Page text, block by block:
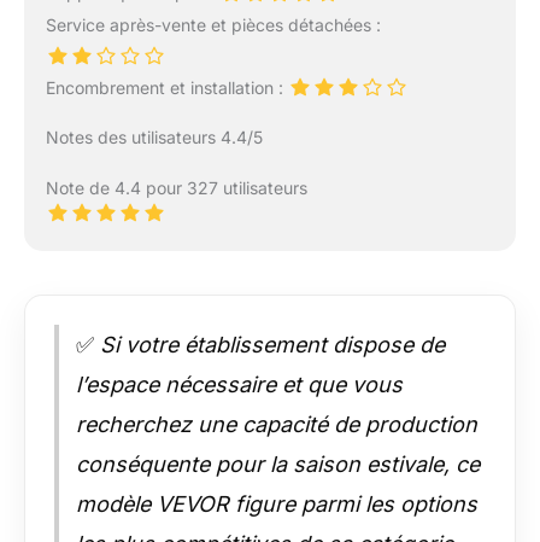
Service après-vente et pièces détachées :
Encombrement et installation :
Notes des utilisateurs 4.4/5
Note de 4.4 pour 327 utilisateurs
✅ Si votre établissement dispose de
l’espace nécessaire et que vous
recherchez une capacité de production
conséquente pour la saison estivale, ce
modèle VEVOR figure parmi les options